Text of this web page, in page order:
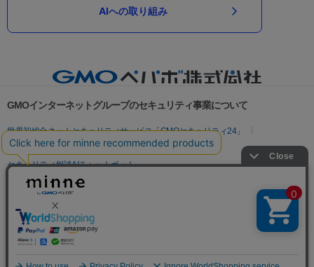
AIへの取り組み
GMOインターネットグループのセキュリティ事業について
世界初総合ネットセキュリティサービス「GMOセキュリティ24」
パスワード漏洩診断
Webサイトリスク診断
セキュリティ相談AIチャットボット
実在証明・盗聴対策
サイバー攻撃対策（GMO Flatt Security）
セキュリティ事業の軌跡